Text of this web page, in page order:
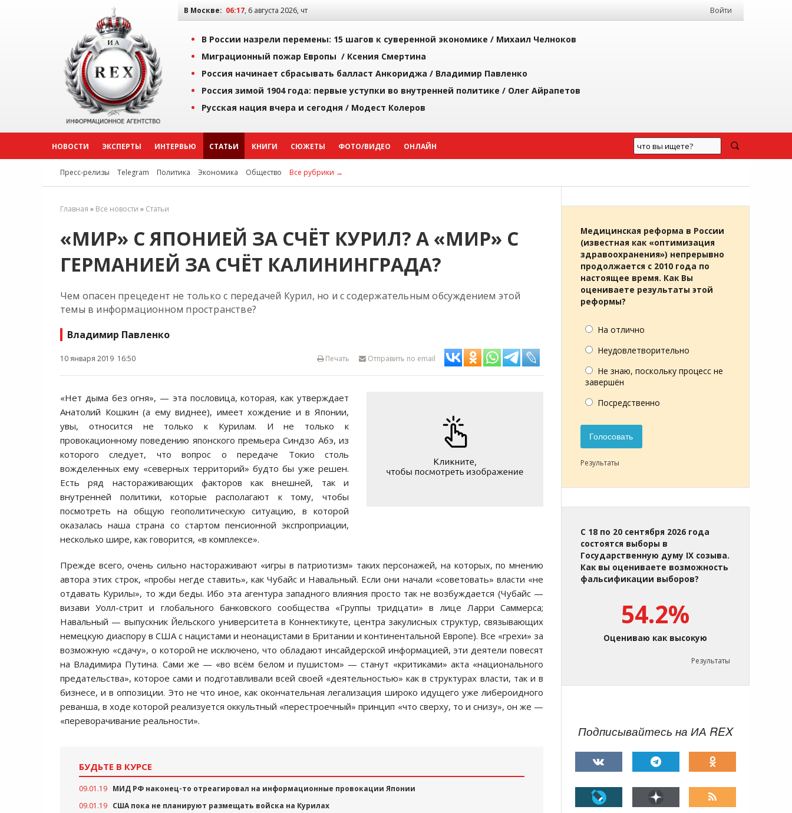
В Москве: 06:17, 6 августа 2026, чт Войти
В России назрели перемены: 15 шагов к суверенной экономике / Михаил Челноков
Миграционный пожар Европы / Ксения Смертина
Россия начинает сбрасывать балласт Анкориджа / Владимир Павленко
Россия зимой 1904 года: первые уступки во внутренней политике / Олег Айрапетов
Русская нация вчера и сегодня / Модест Колеров
НОВОСТИ ЭКСПЕРТЫ ИНТЕРВЬЮ СТАТЬИ КНИГИ СЮЖЕТЫ ФОТО/ВИДЕО ОНЛАЙН
Пресс-релизы Telegram Политика Экономика Общество Все рубрики →
Главная » Все новости » Статьи
«МИР» С ЯПОНИЕЙ ЗА СЧЁТ КУРИЛ? А «МИР» С
ГЕРМАНИЕЙ ЗА СЧЁТ КАЛИНИНГРАДА?
Чем опасен прецедент не только с передачей Курил, но и с содержательным обсуждением этой
темы в информационном пространстве?
Владимир Павленко
10 января 2019 16:50 Отправить по email
Печать
«Нет дыма без огня», — эта пословица, которая, как утверждает
Анатолий Кошкин (а ему виднее), имеет хождение и в Японии,
увы, относится не только к Курилам. И не только к
провокационному поведению японского премьера Синдзо Абэ, из
которого следует, что вопрос о передаче Токио столь
вожделенных ему «северных территорий» будто бы уже решен.
Есть ряд настораживающих факторов как внешней, так и
внутренней политики, которые располагают к тому, чтобы
посмотреть на общую геополитическую ситуацию, в которой
оказалась наша страна со стартом пенсионной экспроприации,
несколько шире, как говорится, «в комплексе».
Прежде всего, очень сильно настораживают «игры в патриотизм» таких персонажей, на которых, по мнению
автора этих строк, «пробы негде ставить», как Чубайс и Навальный. Если они начали «советовать» власти «не
отдавать Курилы», то жди беды. Ибо эта агентура западного влияния просто так не возбуждается (Чубайс —
визави Уолл-стрит и глобального банковского сообщества «Группы тридцати» в лице Ларри Саммерса;
Навальный — выпускник Йельского университета в Коннектикуте, центра закулисных структур, связывающих
немецкую диаспору в США с нацистами и неонацистами в Британии и континентальной Европе). Все «грехи» за
возможную «сдачу», о которой не исключено, что обладают инсайдерской информацией, эти деятели повесят
на Владимира Путина. Сами же — «во всём белом и пушистом» — станут «критиками» акта «национального
предательства», которое сами и подготавливали всей своей «деятельностью» как в структурах власти, так и в
бизнесе, и в оппозиции. Это не что иное, как окончательная легализация широко идущего уже либероидного
реванша, в ходе которой реализуется оккультный «перестроечный» принцип «что сверху, то и снизу», он же —
«переворачивание реальности».
БУДЬТЕ В КУРСЕ
09.01.19 МИД РФ наконец-то отреагировал на информационные провокации Японии
09.01.19 США пока не планируют размещать войска на Курилах
Медицинская реформа в России
(известная как «оптимизация
здравоохранения») непрерывно
продолжается с 2010 года по
настоящее время. Как Вы
оцениваете результаты этой
реформы?
На отлично
Неудовлетворительно
Не знаю, поскольку процесс не
завершён
Посредственно
Голосовать
Результаты
С 18 по 20 сентября 2026 года
состоятся выборы в
Государственную думу IX созыва.
Как вы оцениваете возможность
фальсификации выборов?
54.2%
Оцениваю как высокую
Результаты
Подписывайтесь на ИА REX